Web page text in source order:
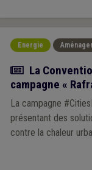
Energie
Actualité
La
campagne «
La campagne
présentant des
contre la chaleur